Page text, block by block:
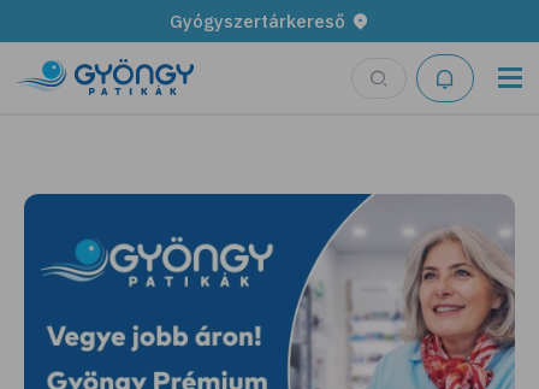
Gyógyszertárkereső
Legyen fűszerkertünk!